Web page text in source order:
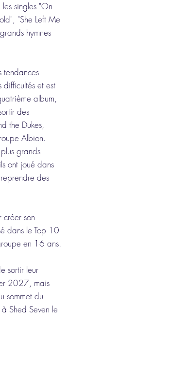
singles "On
"She Left Me
hymnes
tendances
et est
album,
des
the Dukes,
Albion.
grands
ont joué dans
des
son
dans le Top 10
en 16 ans.
sortir leur
2027, mais
sommet du
Shed Seven le